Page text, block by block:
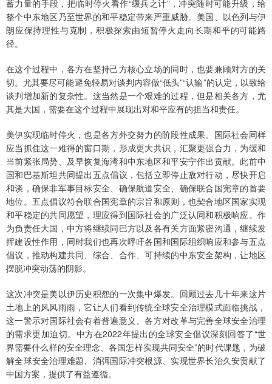
蓄力量的手段，把临时停火看作“缓兵之计”，冲突随时可能升级，给
整个中东地区乃至世界的和平稳定带来严重威胁。美国、以色列与伊
朗应保持理性与克制，积极探索由短暂停火走向长期和平的可能路
径。
在这个过程中，各方在坚持己方核心立场的同时，也要兼顾对方的关
切。尤其要尽可能避免轻易对谈判内容做“低头”“认输”的认定，以致给
谈判增加新的复杂性。这当然是一个艰难的过程，但是相关各方，尤
其是大国，需要在这个过程中展现出对和平应有的担当和责任。
美伊实现临时停火，也是各方外交努力的阶段性成果。国际社会同样
应当抓住这一难得的窗口期，形成更大共识，汇聚更强合力，为缓和
当前紧张局势、及早恢复海湾和中东地区和平安宁作出贡献。此前中
国和巴基斯坦共同提出五点倡议，包括立即停止敌对行动，尽快开启
和谈，确保非军事目标安全、确保航道安全、确保联合国宪章的首要
地位。五点倡议符合联合国宪章的宗旨和原则，也契合地区国家实现
和平稳定的共同愿望，理应得到国际社会的广泛认同和积极响应。作
为负责任大国，中方将继续同巴方以及各有关方面紧密沟通，继续发
挥建设性作用，同时我们也再次呼吁各国和国际组织响应和参与五点
倡议，推动构建共同、综合、合作、可持续的中东安全架构，让地区
摆脱冲突动荡的阴影。
这次冲突是美以伊历史积怨的一次集中爆发。回顾过去几十年来这片
土地上的风风雨雨，它让人们看到传统全球安全治理模式面临挑战，
这一警示对国际社会有着普遍意义。各方对改革与完善全球安全治理
的需求更加迫切。中方在2022年提出的全球安全倡议深刻回答了“世
界需要什么样的安全理念、各国怎样实现共同安全”的时代课题，为破
解全球安全治理难题、消弭国际冲突根源、实现世界长治久安贡献了
中国方案，提供了有益遵循。